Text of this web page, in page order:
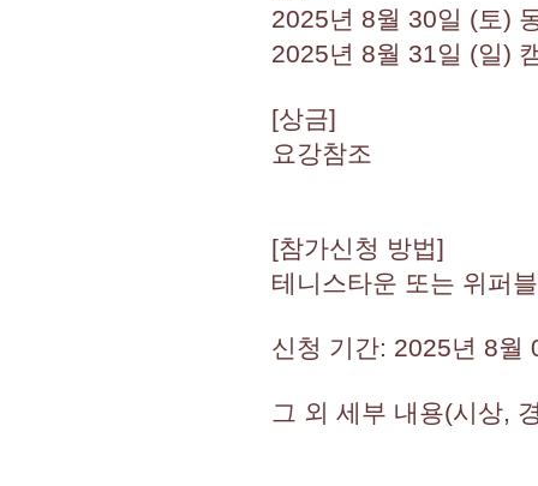
2025년 8월 30일 (토)
2025년 8월 31일 (일)
[상금]
요강참조
[참가신청 방법]
테니스타운 또는 위퍼
신청 기간: 2025년 8월
그 외 세부 내용(시상,